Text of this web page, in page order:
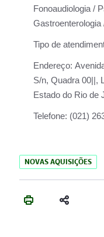
Fonoaudiologia /
Tipo de
Endereço:
S/n, Quadra 00||,
Estado do Rio de
Telefone: (021)
NOVAS AQUISIÇÕES